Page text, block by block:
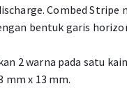
Combed
bentuk garis
2 warna pada satu
mm x 13 mm.